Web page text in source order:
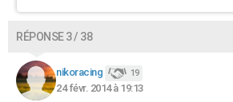
RÉPONSE 3 / 38
nikoracing 19
24 févr. 2014 à 19:13